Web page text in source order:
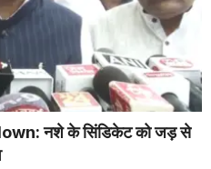
नशे के सिंडिकेट को जड़ से